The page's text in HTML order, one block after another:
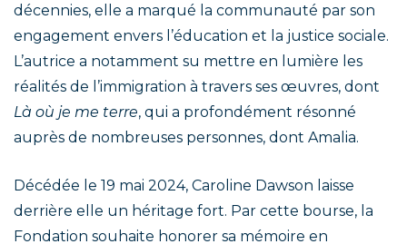
décennies, elle a marqué la communauté par son
engagement envers l’éducation et la justice sociale.
L’autrice a notamment su mettre en lumière les
réalités de l’immigration à travers ses œuvres, dont
Là où je me terre, qui a profondément résonné
auprès de nombreuses personnes, dont Amalia.
Décédée le 19 mai 2024, Caroline Dawson laisse
derrière elle un héritage fort. Par cette bourse, la
Fondation souhaite honorer sa mémoire en